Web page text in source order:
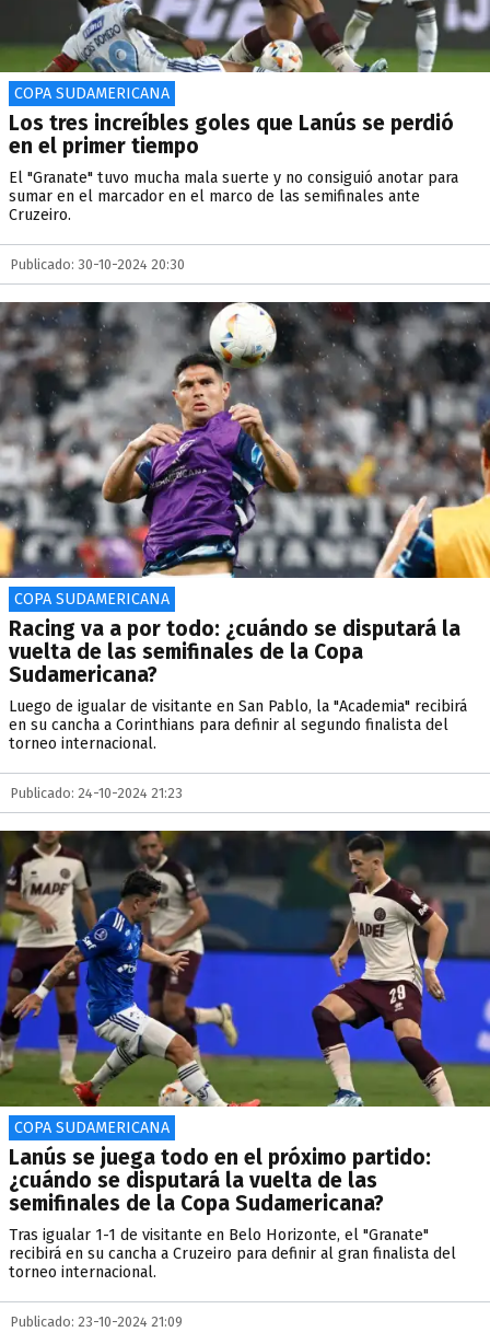
COPA SUDAMERICANA
Los tres increíbles goles que Lanús se perdió
en el primer tiempo
El "Granate" tuvo mucha mala suerte y no consiguió anotar para
sumar en el marcador en el marco de las semifinales ante
Cruzeiro.
Publicado: 30-10-2024 20:30
COPA SUDAMERICANA
Racing va a por todo: ¿cuándo se disputará la
vuelta de las semifinales de la Copa
Sudamericana?
Luego de igualar de visitante en San Pablo, la "Academia" recibirá
en su cancha a Corinthians para definir al segundo finalista del
torneo internacional.
Publicado: 24-10-2024 21:23
COPA SUDAMERICANA
Lanús se juega todo en el próximo partido:
¿cuándo se disputará la vuelta de las
semifinales de la Copa Sudamericana?
Tras igualar 1-1 de visitante en Belo Horizonte, el "Granate"
recibirá en su cancha a Cruzeiro para definir al gran finalista del
torneo internacional.
Publicado: 23-10-2024 21:09